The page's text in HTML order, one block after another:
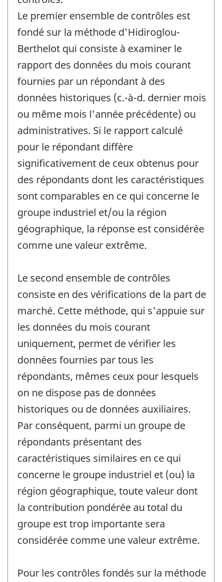
Le premier ensemble de contrôles est
fondé sur la méthode d'Hidiroglou-
Berthelot qui consiste à examiner le
rapport des données du mois courant
fournies par un répondant à des
données historiques (c.-à-d. dernier mois
ou même mois l'année précédente) ou
administratives. Si le rapport calculé
pour le répondant diffère
significativement de ceux obtenus pour
des répondants dont les caractéristiques
sont comparables en ce qui concerne le
groupe industriel et/ou la région
géographique, la réponse est considérée
comme une valeur extrême.
Le second ensemble de contrôles
consiste en des vérifications de la part de
marché. Cette méthode, qui s'appuie sur
les données du mois courant
uniquement, permet de vérifier les
données fournies par tous les
répondants, mêmes ceux pour lesquels
on ne dispose pas de données
historiques ou de données auxiliaires.
Par conséquent, parmi un groupe de
répondants présentant des
caractéristiques similaires en ce qui
concerne le groupe industriel et (ou) la
région géographique, toute valeur dont
la contribution pondérée au total du
groupe est trop importante sera
considérée comme une valeur extrême.
Pour les contrôles fondés sur la méthode